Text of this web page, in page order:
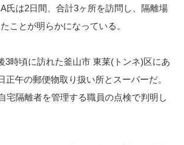
氏は2日間、合計3ヶ所を訪問し、隔離場
ことが明らかになっている。
3時頃に訪れた釜山市 東莱(トンネ)区にあ
正午の郵便物取り扱い所とスーパーだ。
宅隔離者を管理する職員の点検で判明し